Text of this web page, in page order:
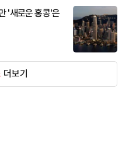
'새로운 홍콩'은
더보기